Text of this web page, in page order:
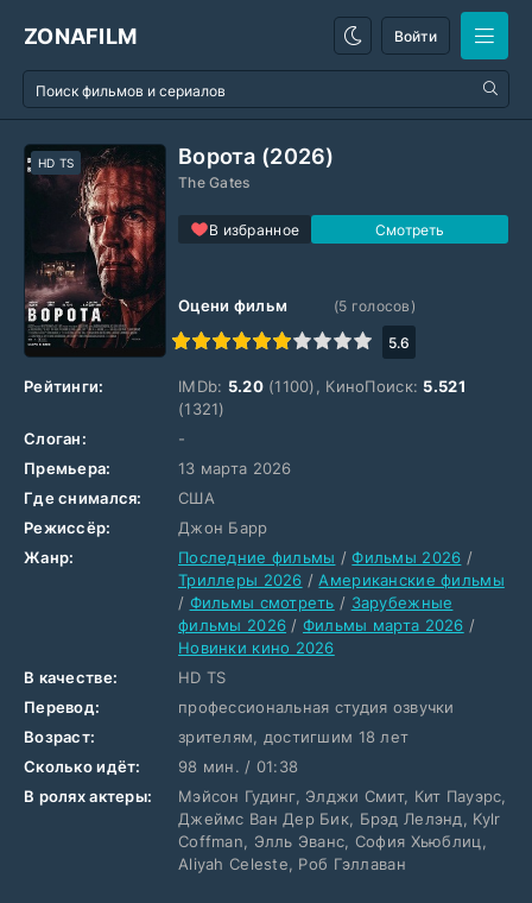
ZONAFILM Войти
Ворота (2026)
The Gates
В избранное
HD TS
Оцени фильм
1
2 3 4 5 7 8 9 10
(5 голосов)
5.6
Рейтинги: IMDb: 5.20(1100), КиноПоиск: 5.521
(1321)
Слоган:
-
Премьера:
13 марта 2026
Где снимался:
США
Режиссёр:
Джон Барр
Жанр:
Последние фильмы /Фильмы 2026 /
Триллеры 2026 / Американские фильмы
/ Фильмы смотреть / Зарубежные
фильмы 2026 / Фильмы марта 2026 /
Новинки кино 2026
В качестве:
HD TS
Перевод:
профессиональная студия озвучки
Возраст:
зрителям, достигшим 18 лет
Сколько идёт:
98 мин. / 01:38
В ролях актеры:
Мэйсон Гудинг, Элджи Смит, Кит Пауэрс,
Джеймс Ван Дер Бик, Брэд Лелэнд, Kylr
Coffman, Элль Эванс, София Хьюблиц,
Aliyah Celeste, Роб Гэллаван